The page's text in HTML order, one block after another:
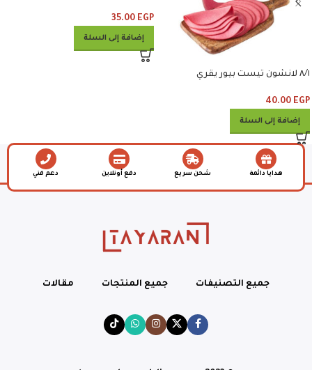
٨/١ لانشون تيست بيور يقري
40.00 EGP
إضافة إلى السلة
35.00 EGP
إضافة إلى السلة
هدايا دائمة شحن سريع دفع أونلاين دعم فني
جميع التصنيفات جميع المنتجات مقالات